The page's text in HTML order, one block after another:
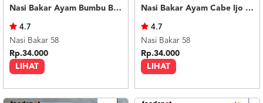
Nasi Bakar Ayam Bumbu Bali + Kerupuk
LIHAT
4.7
Nasi Bakar 58
Rp.34.000
Nasi Bakar Ayam Cabe Ijo + Kerupuk
LIHAT
4.7
Nasi Bakar 58
Rp.34.000